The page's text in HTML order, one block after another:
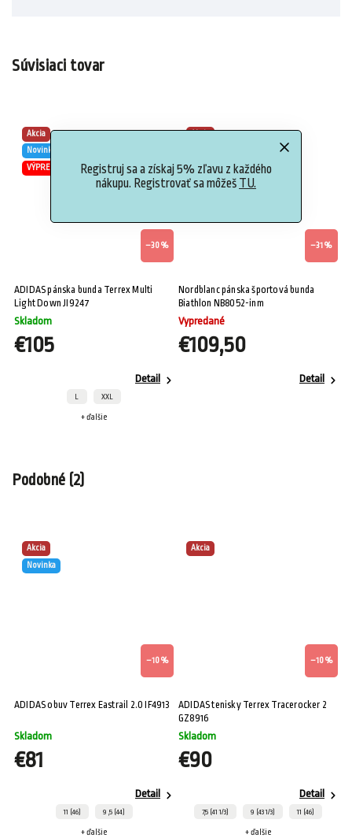
Registruj sa a získaj 5% zľavu z každého
nákupu. Registrovať sa môžeš TU.
Súvisiaci tovar
Akcia
Novinka
VÝPREDAJ
–30 %
ADIDAS pánska bunda Terrex Multi
Light Down JI9247
Skladom
€105
Detail
L XXL
+ ďalšie
Akcia
VÝPREDAJ
–31 %
Nordblanc pánska športová bunda
Biathlon NB8052-inm
Vypredané
€109,50
Detail
Podobné (2)
Akcia
Novinka
–10 %
ADIDAS obuv Terrex Eastrail 2.0 IF4913
Skladom
€81
Detail
11 (46) 9 ,5 (44)
+ ďalšie
Akcia
–10 %
ADIDAS tenisky Terrex Tracerocker 2
GZ8916
Skladom
€90
Detail
7,5 (41 1/3) 9 (43 1/3) 11 (46)
+ ďalšie